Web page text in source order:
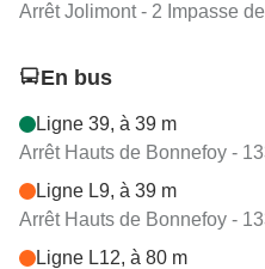
Arrêt Jolimont - 2 Impasse
En bus
Ligne 39, à 39 m
Arrêt Hauts de Bonnefoy -
Ligne L9, à 39 m
Arrêt Hauts de Bonnefoy -
Ligne L12, à 80 m